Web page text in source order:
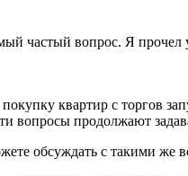
частый вопрос. Я
квартир с
вопросы продолжают
обсуждать с такими